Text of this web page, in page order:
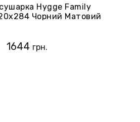
Hygge Family
Чорний Матовий
1644 грн.